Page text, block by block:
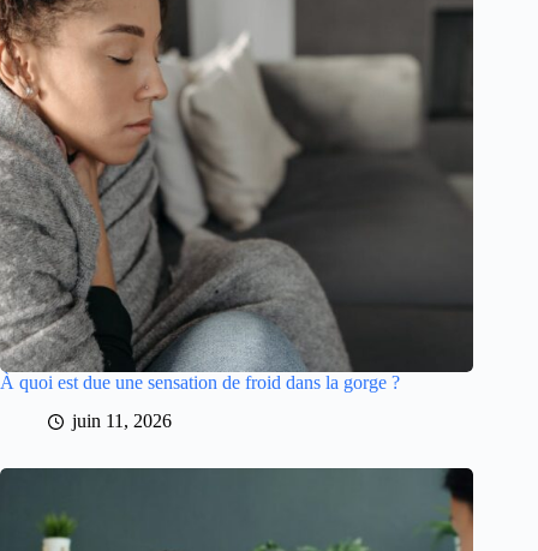
À quoi est due une sensation de froid dans la gorge ?
juin 11, 2026